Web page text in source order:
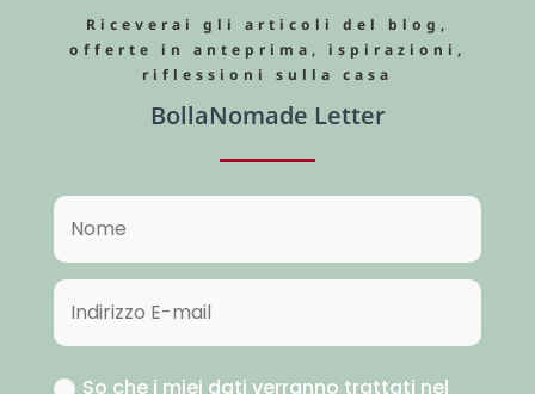
Riceverai gli articoli del blog,
offerte in anteprima, ispirazioni,
riflessioni sulla casa
BollaNomade Letter
So che i miei dati verranno trattati nel